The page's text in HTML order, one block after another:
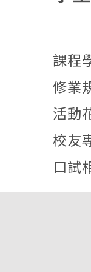
課程
修業
活動
校友
口試